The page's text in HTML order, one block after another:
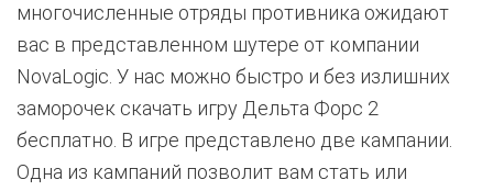
многочисленные отряды противника ожидают
вас в представленном шутере от компании
NovaLogic. У нас можно быстро и без излишних
заморочек скачать игру Дельта Форс 2
бесплатно. В игре представлено две кампании.
Одна из кампаний позволит вам стать или